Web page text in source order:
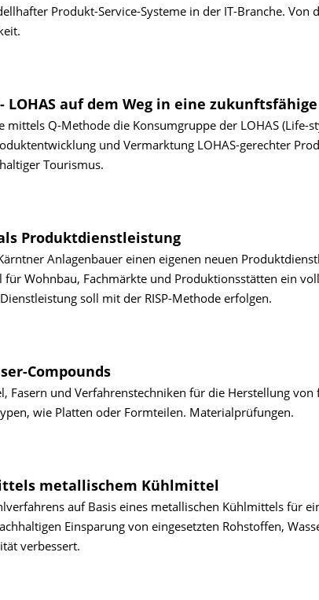
Produkt-Service-Systeme in der IT-Branche. Von
auf dem Weg in eine
mittels Q-Methode die Konsumgruppe der LOHAS (Life-
und Vermarktung LOHAS-gerechter
Tourismus.
Produktdienstleistung
Anlagenbauer einen eigenen neuen
Wohnbau, Fachmärkte und Produktionsstätten ein
soll mit der RISP-Methode erfolgen.
Compounds
Fasern und Verfahrenstechniken für die Herstellung
wie Platten oder Formteilen. Materialprüfungen.
metallischem Kühlmittel
auf Basis eines metallischen Kühlmittels für
Einsparung von eingesetzten Rohstoffen,
verbessert.